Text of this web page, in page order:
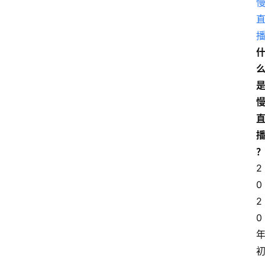
慢
直
播
什
么
是
慢
直
播
？
2
0
2
0
年
初